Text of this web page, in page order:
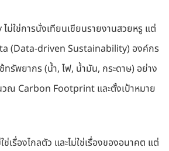
ม่ใช่การนั่งเทียนเขียนรายงานสวยหรู แต่
(Data-driven Sustainability) องค์กร
ทรัพยากร (น้ำ, ไฟ, น้ำมัน, กระดาษ) อย่าง
วณ Carbon Footprint และตั้งเป้าหมาย
เรื่องไกลตัว และไม่ใช่เรื่องของอนาคต แต่